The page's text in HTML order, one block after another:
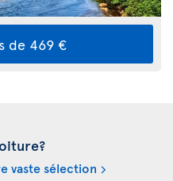
de 469 €
vaste sélection